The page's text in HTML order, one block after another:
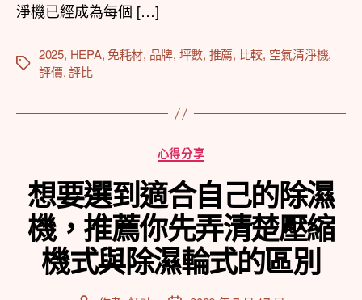
淨機已經成為每個 […]
標
2025, HEPA, 免耗材, 品牌, 坪數, 推薦, 比較, 空氣清淨機,
評價,評比
分
類
心得分享
想要選到適合自己的除濕
機，推薦你先弄清楚壓縮
機式與除濕輪式的區別